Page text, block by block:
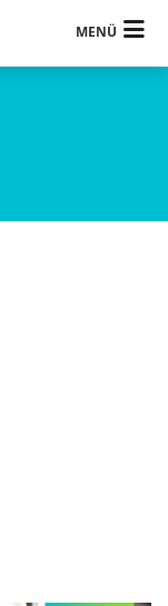
MENÜ